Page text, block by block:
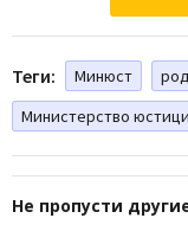
Теги: Минюст
Министерство
Не пропусти